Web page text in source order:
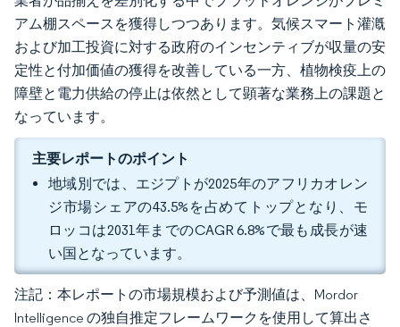
アム棚スペースを獲得しつつあります。気候スマート灌漑
および加工投資に対する政府のインセンティブが収量の安
定性と付加価値の獲得を改善している一方、植物検疫上の
障壁と電力供給の停止は依然として顕著な業務上の課題と
なっています。
主要レポートのポイント
地域別では、エジプトが2025年のアフリカオレン
ジ市場シェアの43.5%を占めてトップとなり、モ
ロッコは2031年までのCAGR 6.8%で最も成長が速
い国となっています。
注記：本レポートの市場規模および予測値は、Mordor
Intelligence の独自推定フレームワークを使用して算出さ